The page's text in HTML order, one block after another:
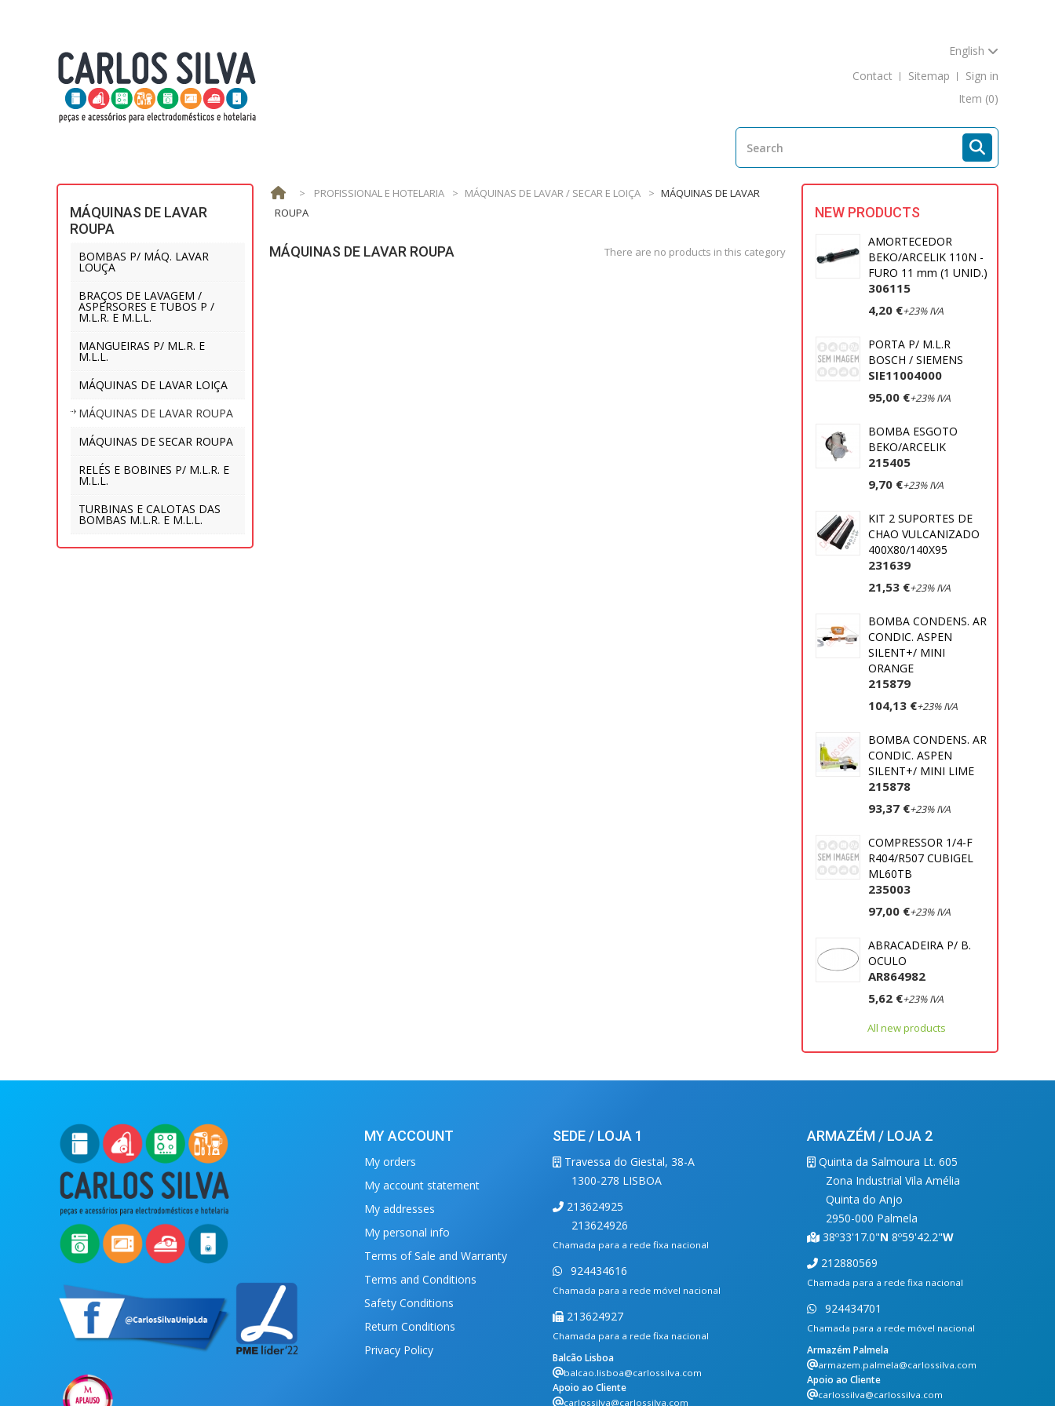
English
Sign in
Contact
Sitemap
Item (0)
MÁQUINAS DE LAVAR
ROUPA
BOMBAS P/ MÁQ. LAVAR
LOUÇA
BRAÇOS DE LAVAGEM /
ASPERSORES E TUBOS P /
M.L.R. E M.L.L.
MANGUEIRAS P/ ML.R. E
M.L.L.
MÁQUINAS DE LAVAR LOIÇA
MÁQUINAS DE LAVAR ROUPA
MÁQUINAS DE SECAR ROUPA
RELÉS E BOBINES P/ M.L.R. E
M.L.L.
TURBINAS E CALOTAS DAS
BOMBAS M.L.R. E M.L.L.
> PROFISSIONAL E HOTELARIA > MÁQUINAS DE LAVAR / SECAR E LOIÇA > MÁQUINAS DE LAVAR
ROUPA
MÁQUINAS DE LAVAR ROUPA There are no products in this category
NEW PRODUCTS
AMORTECEDOR
BEKO/ARCELIK 110N -
FURO 11 mm (1 UNID.)
306115
4,20 €+23% IVA
PORTA P/ M.L.R
BOSCH / SIEMENS
SIE11004000
95,00 €+23% IVA
BOMBA ESGOTO
BEKO/ARCELIK
215405
9,70 €+23% IVA
KIT 2 SUPORTES DE
CHAO VULCANIZADO
400X80/140X95
231639
21,53 €+23% IVA
BOMBA CONDENS. AR
CONDIC. ASPEN
SILENT+/ MINI
ORANGE
215879
104,13 €+23% IVA
BOMBA CONDENS. AR
CONDIC. ASPEN
SILENT+/ MINI LIME
215878
93,37 €+23% IVA
COMPRESSOR 1/4-F
R404/R507 CUBIGEL
ML60TB
235003
97,00 €+23% IVA
ABRACADEIRA P/ B.
OCULO
AR864982
5,62 €+23% IVA
All new products
MY ACCOUNT
My orders
My account statement
My addresses
My personal info
Terms of Sale and Warranty
Terms and Conditions
Safety Conditions
Return Conditions
Privacy Policy
SEDE / LOJA 1
Travessa do Giestal, 38-A
1300-278 LISBOA
213624925
213624926
Chamada para a rede fixa nacional
924434616
Chamada para a rede móvel nacional
213624927
Chamada para a rede fixa nacional
Balcão Lisboa
balcao.lisboa@carlossilva.com
Apoio ao Cliente
carlossilva@carlossilva.com
ARMAZÉM / LOJA 2
Quinta da Salmoura Lt. 605
Zona Industrial Vila Amélia
Quinta do Anjo
2950-000 Palmela
38º33'17.0"N 8º59'42.2"W
212880569
Chamada para a rede fixa nacional
924434701
Chamada para a rede móvel nacional
Armazém Palmela
armazem.palmela@carlossilva.com
Apoio ao Cliente
carlossilva@carlossilva.com